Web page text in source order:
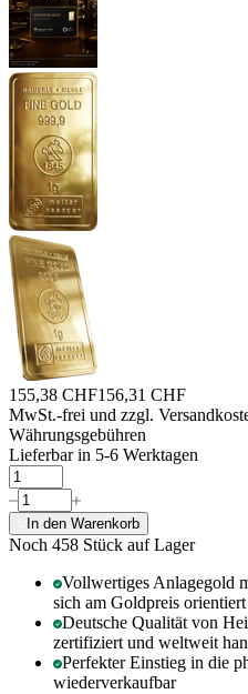
155,38 CHF156,31 CHF
MwSt.-frei und zzgl.
Währungsgebühren
Lieferbar in 5-6 Werktagen
In den Warenkorb
Noch 458 Stück auf Lager
Vollwertiges Anlagegold
sich am Goldpreis orientiert
Deutsche Qualität von
zertifiziert und weltweit
Perfekter Einstieg in die
wiederverkaufbar